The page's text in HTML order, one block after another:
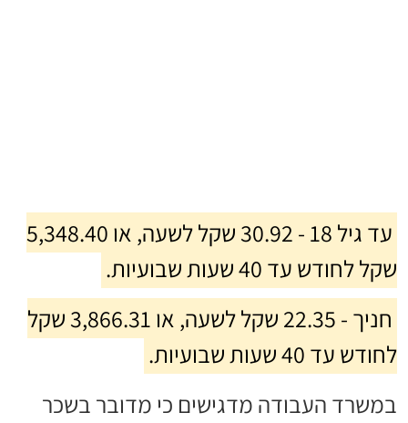
עד גיל 18 - 30.92 שקל לשעה, או 5,348.40
שקל לחודש עד 40 שעות שבועיות.
חניך - 22.35 שקל לשעה, או 3,866.31 שקל
לחודש עד 40 שעות שבועיות.
במשרד העבודה מדגישים כי מדובר בשכר